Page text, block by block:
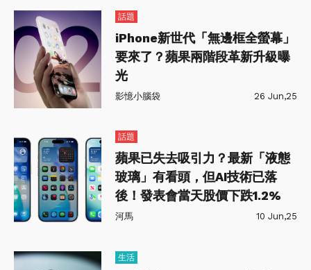
話題
iPhone新世代「無邊框全螢幕」
要來了？蘋果兩階段革新升級曝
光
影憶小腦袋 26 Jun,25
話題
蘋果已失去吸引力？最新「液態
玻璃」有看頭，但AI技術已落
後！發表會當天股價下跌1.2%
河馬 10 Jun,25
生活